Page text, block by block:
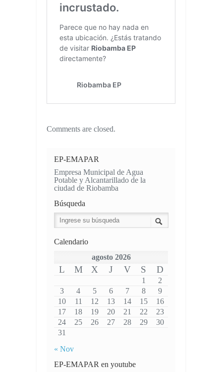
Comments are closed.
EP-EMAPAR
Empresa Municipal de Agua
Potable y Alcantarillado de la
ciudad de Riobamba
Búsqueda
Calendario
agosto 2026
L M X J V S D
1
2
3
4 5 6 7 8
9
10
11 12 13 14 15
16
17
18 19 20 21 22
23
24
25 26 27 28 29
30
31
« Nov
EP-EMAPAR en youtube